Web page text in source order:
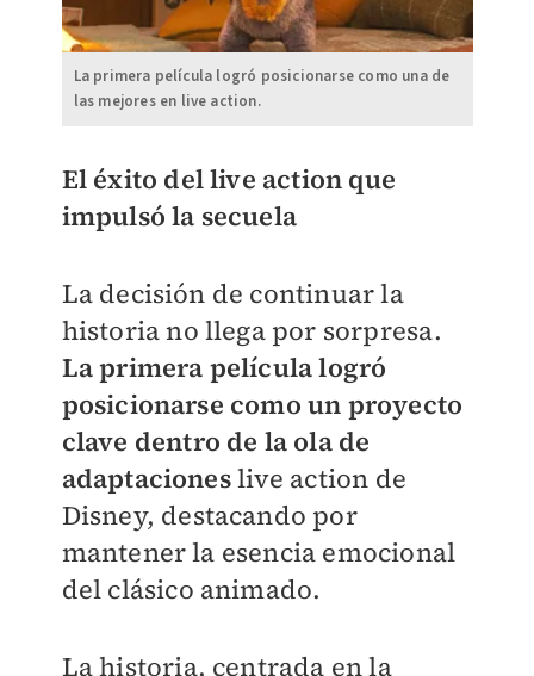
La primera película logró posicionarse como una de
las mejores en live action.
El éxito del live action que
impulsó la secuela
La decisión de continuar la
historia no llega por sorpresa.
La primera película logró
posicionarse como un proyecto
clave dentro de la ola de
adaptacioneslive action de
Disney, destacando por
mantener la esencia emocional
del clásico animado.
La historia, centrada en la